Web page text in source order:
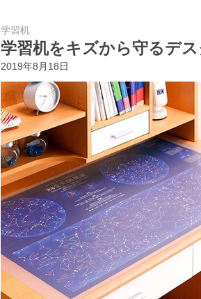
学習机
学習机をキズから守るデ
2019年8月18日